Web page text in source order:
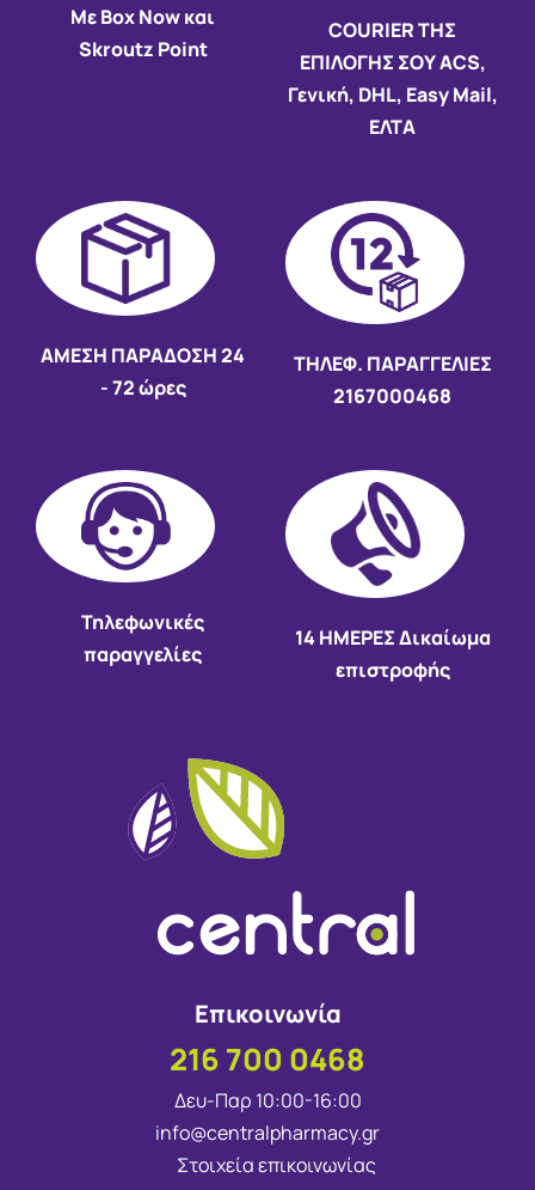
Με Box Now και
Skroutz Point
COURIER ΤΗΣ
ΕΠΙΛΟΓΗΣ ΣΟΥ ACS,
Γενική, DHL, Easy Mail,
ΕΛΤΑ
AMEΣΗ ΠΑΡΑΔΟΣΗ24
- 72 ώρες
ΤΗΛΕΦ. ΠΑΡΑΓΓΕΛΙΕΣ
2167000468
Τηλεφωνικές
παραγγελίες
14 HMEΡΕΣ Δικαίωμα
επιστροφής
Επικοινωνία
216 700 0468
Δευ-Παρ 10:00-16:00
info@centralpharmacy.gr
Στοιχεία επικοινωνίας